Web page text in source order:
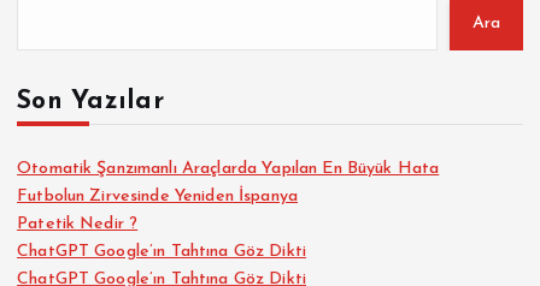
Ara
Son Yazılar
Otomatik Şanzımanlı Araçlarda Yapılan En Büyük Hata
Futbolun Zirvesinde Yeniden İspanya
Patetik Nedir ?
ChatGPT Google’ın Tahtına Göz Dikti
ChatGPT Google’ın Tahtına Göz Dikti